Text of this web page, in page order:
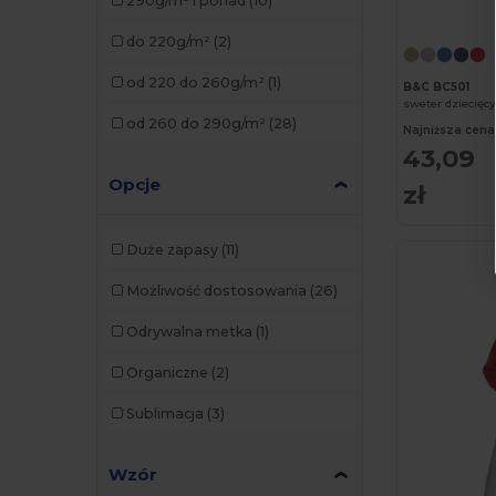
do 220g/m² (2)
od 220 do 260g/m² (1)
od 260 do 290g/m² (28)
Opcje
Duże zapasy (11)
Możliwość dostosowania (26)
Odrywalna metka (1)
Organiczne (2)
Sublimacja (3)
Wzór
B&C BC501
Najniższa cena:
43,09
zł